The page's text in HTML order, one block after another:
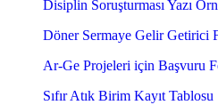
Disiplin Soruşturması Yazı
Döner Sermaye Gelir Getirici
Ar-Ge Projeleri için Başvuru
Sıfır Atık Birim Kayıt Tablosu